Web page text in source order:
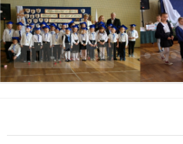
Poprzedni Element
Następny Element
❚❚